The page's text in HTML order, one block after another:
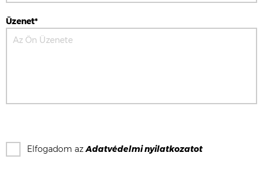
Üzenet*
Elfogadom azAdatvédelmi nyilatkozatot